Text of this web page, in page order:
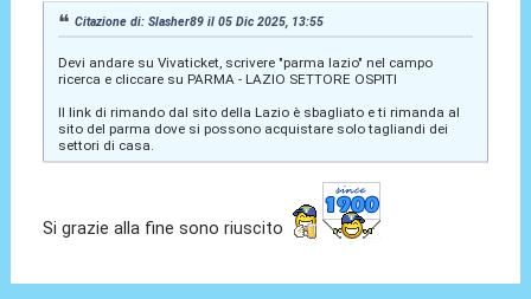
Citazione di: Slasher89 il 05 Dic 2025, 13:55
Devi andare su Vivaticket, scrivere "parma lazio" nel campo
ricerca e cliccare su PARMA - LAZIO SETTORE OSPITI
Il link di rimando dal sito della Lazio è sbagliato e ti rimanda al
sito del parma dove si possono acquistare solo tagliandi dei
settori di casa.
Si grazie alla fine sono riuscito